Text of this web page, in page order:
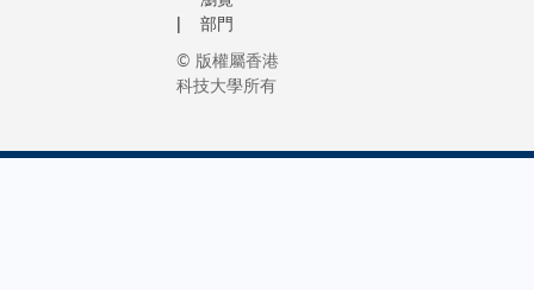
部門
© 版權屬香港
科技大學所有